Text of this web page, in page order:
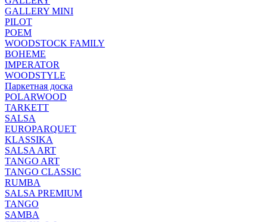
GALLERY MINI
PILOT
POEM
WOODSTOCK FAMILY
BOHEME
IMPERATOR
WOODSTYLE
Паркетная доска
POLARWOOD
TARKETT
SALSA
EUROPARQUET
KLASSIKA
SALSA ART
TANGO ART
TANGO CLASSIC
RUMBA
SALSA PREMIUM
TANGO
SAMBA